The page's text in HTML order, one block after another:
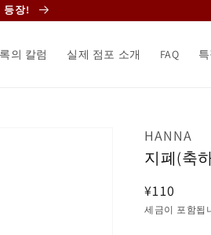
등장!
의 칼럼 실제 점포 소개 FAQ
HANNA
지폐(축
정
가
¥110
세금이 포함됩